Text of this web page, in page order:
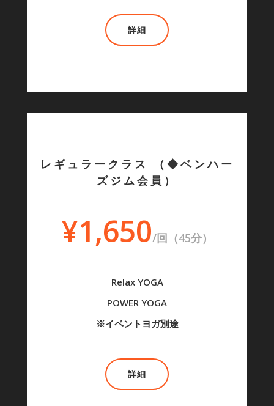
詳細
レギュラークラス （◆ベンハー
ズジム会員）
¥1,650/回（45分）
Relax YOGA
POWER YOGA
※イベントヨガ別途
詳細